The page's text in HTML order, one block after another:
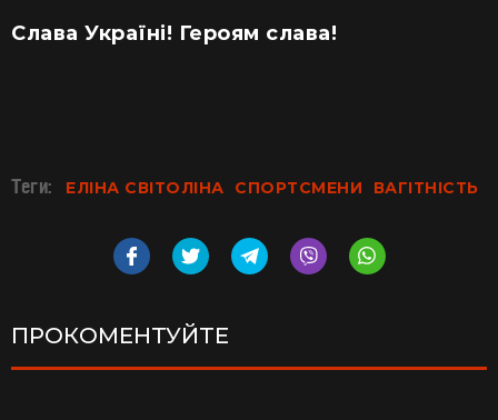
Слава Україні! Героям слава!
Теги: ЕЛІНА СВІТОЛІНА СПОРТСМЕНИ ВАГІТНІСТЬ
ПРОКОМЕНТУЙТЕ